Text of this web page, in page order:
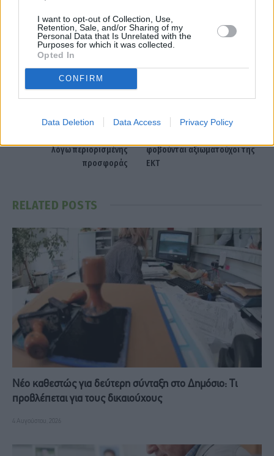
I want to opt-out of Collection, Use,
Retention, Sale, and/or Sharing of my
Personal Data that Is Unrelated with the
Purposes for which it was collected.
Opted In
CONFIRM
Data Deletion Data Access Privacy Policy
FacebookTwitter
Ζάχαρη: Το μεγαλύτερο
λόγω περιορισμένης
προσφοράς
Η νέα απειλή για το ευρώ δεν
φοβούνται αξιωματούχοι της
ΕΚΤ
RELATED POSTS
Νέο καθεστώς για δεύτερη σύνταξη στο Δημόσιο: Τι
προβλέπεται για τους δικαιούχους
4 Αυγούστου, 2026